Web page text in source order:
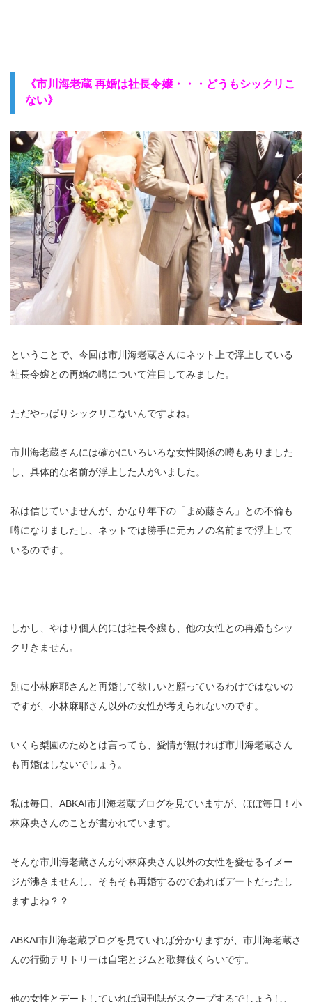
《市川海老蔵 再婚は社長令嬢・・・どうもシックリこ
ない》
ということで、今回は市川海老蔵さんにネット上で浮上している
社長令嬢との再婚の噂について注目してみました。
ただやっぱりシックリこないんですよね。
市川海老蔵さんには確かにいろいろな女性関係の噂もありました
し、具体的な名前が浮上した人がいました。
私は信じていませんが、かなり年下の「まめ藤さん」との不倫も
噂になりましたし、ネットでは勝手に元カノの名前まで浮上して
いるのです。
しかし、やはり個人的には社長令嬢も、他の女性との再婚もシッ
クリきません。
別に小林麻耶さんと再婚して欲しいと願っているわけではないの
ですが、小林麻耶さん以外の女性が考えられないのです。
いくら梨園のためとは言っても、愛情が無ければ市川海老蔵さん
も再婚はしないでしょう。
私は毎日、ABKAI市川海老蔵ブログを見ていますが、ほぼ毎日！小
林麻央さんのことが書かれています。
そんな市川海老蔵さんが小林麻央さん以外の女性を愛せるイメー
ジが沸きませんし、そもそも再婚するのであればデートだったし
ますよね？？
ABKAI市川海老蔵ブログを見ていれば分かりますが、市川海老蔵さ
んの行動テリトリーは自宅とジムと歌舞伎くらいです。
他の女性とデートしていれば週刊誌がスクープするでしょうし、